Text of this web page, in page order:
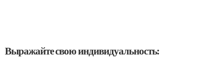
Выражайте свою индивидуальность: